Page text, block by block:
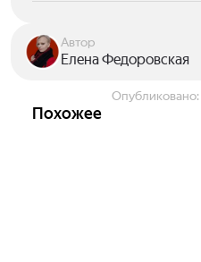
Автор
Елена Федоровская
Опубликовано:
Похожее